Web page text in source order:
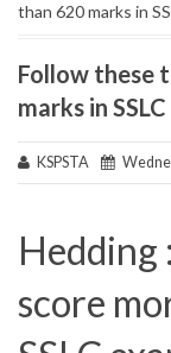
than 620 marks in
Follow these
marks in
KSPSTA
Hedding
score